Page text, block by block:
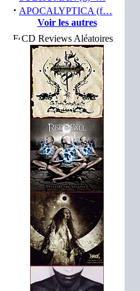
· APOCALYPTICA (f…
Voir les autres
CD Reviews Aléatoires